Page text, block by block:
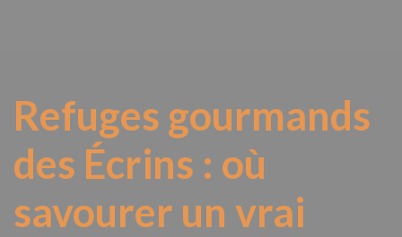
Refuges gourmands
des Écrins : où
savourer un vrai